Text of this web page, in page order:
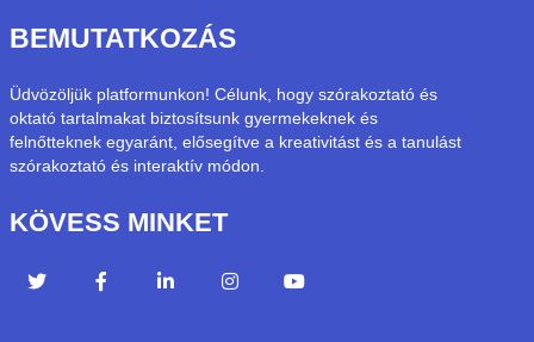
BEMUTATKOZÁS
Üdvözöljük platformunkon! Célunk, hogy szórakoztató és
oktató tartalmakat biztosítsunk gyermekeknek és
felnőtteknek egyaránt, elősegítve a kreativitást és a tanulást
szórakoztató és interaktív módon.
KÖVESS MINKET